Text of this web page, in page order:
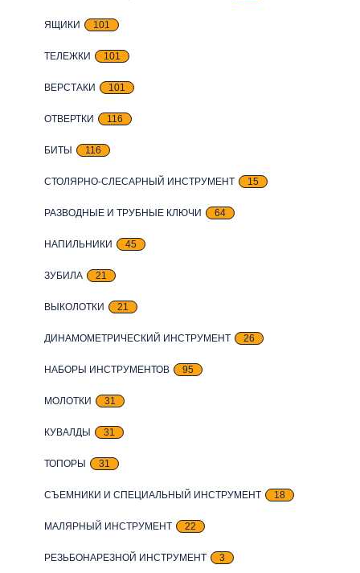
ЯЩИКИ 101
ТЕЛЕЖКИ 101
ВЕРСТАКИ 101
ОТВЕРТКИ 116
БИТЫ 116
СТОЛЯРНО-СЛЕСАРНЫЙ ИНСТРУМЕНТ 15
РАЗВОДНЫЕ И ТРУБНЫЕ КЛЮЧИ 64
НАПИЛЬНИКИ 45
ЗУБИЛА 21
ВЫКОЛОТКИ 21
ДИНАМОМЕТРИЧЕСКИЙ ИНСТРУМЕНТ 26
НАБОРЫ ИНСТРУМЕНТОВ 95
МОЛОТКИ 31
КУВАЛДЫ 31
ТОПОРЫ 31
СЪЕМНИКИ И СПЕЦИАЛЬНЫЙ ИНСТРУМЕНТ 18
МАЛЯРНЫЙ ИНСТРУМЕНТ 22
РЕЗЬБОНАРЕЗНОЙ ИНСТРУМЕНТ 3